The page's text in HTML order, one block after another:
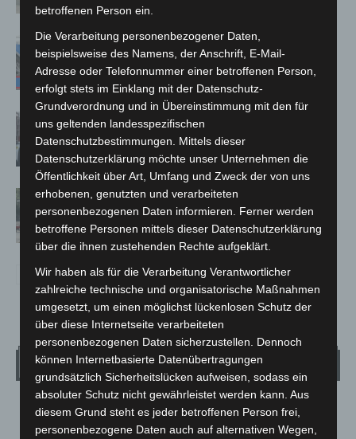
Mann läuft mit Hockeyschläger über
A7 – Polizei sucht Zeugen
Celle: Mensch stirbt bei Bagger-Unfall
auf Baustelle
Gasleitung bei McDonald’s-Umbau in
Langenhagen beschädigt
Wetter
LANGENHAGEN
Klarer Himmel
betroffenen Person ein.
Die Verarbeitung personenbezogener Daten,
beispielsweise des Namens, der Anschrift, E-Mail-
Adresse oder Telefonnummer einer betroffenen Person,
erfolgt stets im Einklang mit der Datenschutz-
Grundverordnung und in Übereinstimmung mit den für
uns geltenden landesspezifischen
Datenschutzbestimmungen. Mittels dieser
Datenschutzerklärung möchte unser Unternehmen die
Öffentlichkeit über Art, Umfang und Zweck der von uns
erhobenen, genutzten und verarbeiteten
personenbezogenen Daten informieren. Ferner werden
betroffene Personen mittels dieser Datenschutzerklärung
über die ihnen zustehenden Rechte aufgeklärt.
Wir haben als für die Verarbeitung Verantwortlicher
zahlreiche technische und organisatorische Maßnahmen
umgesetzt, um einen möglichst lückenlosen Schutz der
über diese Internetseite verarbeiteten
personenbezogenen Daten sicherzustellen. Dennoch
können Internetbasierte Datenübertragungen
grundsätzlich Sicherheitslücken aufweisen, sodass ein
absoluter Schutz nicht gewährleistet werden kann. Aus
diesem Grund steht es jeder betroffenen Person frei,
personenbezogene Daten auch auf alternativen Wegen,